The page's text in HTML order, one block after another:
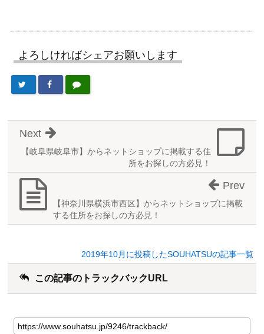
よろしければシェアお願いします
【岐阜県岐阜市】からネットショップに掲載する住
所をお探しの方必見！
Next
【神奈川県横浜市西区】からネットショップに掲載
する住所をお探しの方必見！
Prev
2019年10月に投稿したSOUHATSUの記事一覧
この記事のトラックバックURL